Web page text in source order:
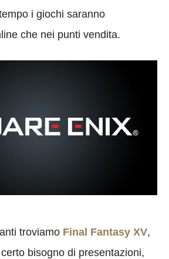
i giochi saranno
che nei punti vendita.
troviamo Final Fantasy XV,
bisogno di presentazioni,